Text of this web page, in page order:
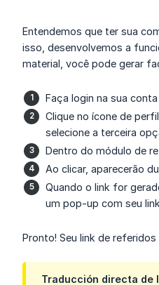
Entendemos que ter sua
isso, desenvolvemos a
material, você pode gerar
Faça login na sua
Clique no ícone de
selecione a terceira
Dentro do módulo de
Ao clicar, aparecerão
Quando o link for
um pop-up com seu
Pronto! Seu link de
Traducción directa de